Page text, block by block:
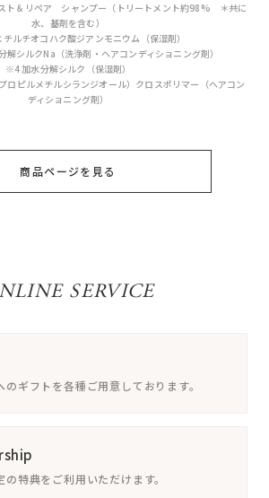
＆リペア シャンプー（トリートメント約98% ＊共に
水、基剤を含む）
ルチオコハク酸ジアンモニウム（保湿剤）
シルクNa（洗浄剤・ヘアコンディショニング剤）
※4 加水分解シルク（保湿剤）
ピルメチルシランジオール）クロスポリマー（ヘアコン
ディショニング剤）
商品ページを見る
SERVICE
のギフトを各種ご用意しております。
の特典をご利用いただけます。